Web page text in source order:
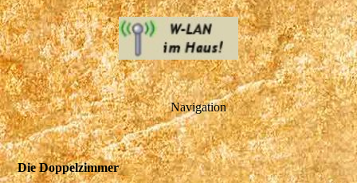
Navigation
Die Doppelzimmer